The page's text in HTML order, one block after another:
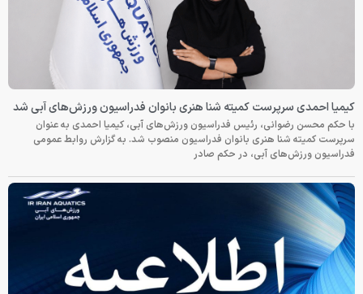
کیمیا احمدی سرپرست کمیته شنا هنری بانوان فدراسیون ورزش‌های آبی شد
با حکم محسن رضوانی، رئیس فدراسیون ورزش‌های آبی، کیمیا احمدی به عنوان
سرپرست کمیته شنا هنری بانوان فدراسیون منصوب شد. به گزارش روابط عمومی
فدراسیون ورزش‌های آبی، در حکم صادر